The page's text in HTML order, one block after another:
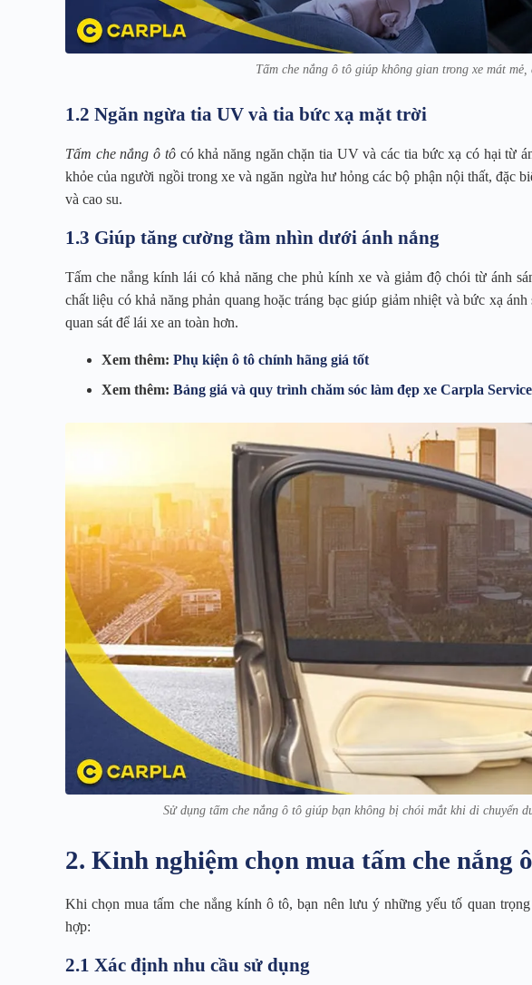
Tấm che nắng ô tô giúp không gian trong xe mát mẻ,
1.2 Ngăn ngừa tia UV và tia bức xạ mặt trời
Tấm che nắng ô tôcó khả năng ngăn chặn tia UV và các tia bức xạ có hại từ
khỏe của người ngồi trong xe và ngăn ngừa hư hỏng các bộ phận nội thất, đặc
và cao su.
1.3 Giúp tăng cường tầm nhìn dưới ánh nắng
Tấm che nắng kính lái có khả năng che phủ kính xe và giảm độ chói từ ánh
chất liệu có khả năng phản quang hoặc tráng bạc giúp giảm nhiệt và bức xạ
quan sát để lái xe an toàn hơn.
Xem thêm: Phụ kiện ô tô chính hãng giá tốt
Xem thêm: Bảng giá và quy trình chăm sóc làm đẹp xe Carpla Service
Sử dụng tấm che nắng ô tô giúp bạn không bị chói mắt khi di chuyển
2. Kinh nghiệm chọn mua tấm che nắng
Khi chọn mua tấm che nắng kính ô tô, bạn nên lưu ý những yếu tố quan
hợp:
2.1 Xác định nhu cầu sử dụng